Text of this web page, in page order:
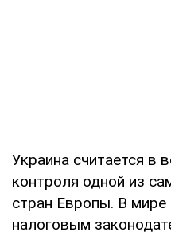
Украина считается в
контроля одной из
стран Европы. В
налоговым